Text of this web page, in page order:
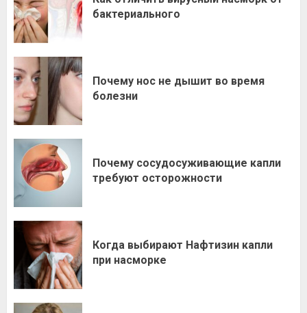
бактериального
Почему нос не дышит во время
болезни
Почему сосудосуживающие капли
требуют осторожности
Когда выбирают Нафтизин капли
при насморке